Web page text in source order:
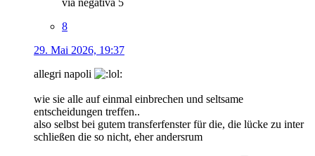
8
29. Mai 2026, 19:37
allegri napoli
wie sie alle auf einmal einbrechen und seltsame
entscheidungen treffen..
also selbst bei gutem transferfenster für die, die lücke zu inter
schließen die so nicht, eher andersrum